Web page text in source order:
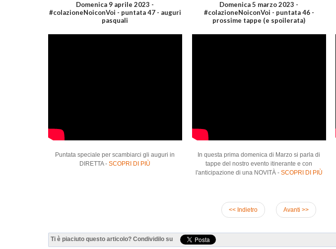
Domenica 9 aprile 2023 -
#colazioneNoiconVoi - puntata 47 - auguri
pasquali
Puntata speciale per scambiarci gli auguri in
DIRETTA -SCOPRI DI PIÙ
Domenica 5 marzo 2023 -
#colazioneNoiconVoi - puntata 46 -
prossime tappe (e spoilerata)
In questa prima domenica di Marzo si parla di
tappe del nostro evento itinerante e con
l'anticipazione di una NOVITÀ - SCOPRI DI PIÙ
<< Indietro Avanti >>
Ti è piaciuto questo articolo? Condividilo su